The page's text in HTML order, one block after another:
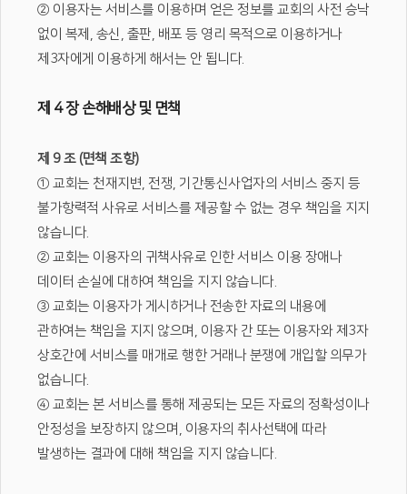
② 이용자는 서비스를 이용하며 얻은 정보를 교회의 사전 승낙
없이 복제, 송신, 출판, 배포 등 영리 목적으로 이용하거나
제3자에게 이용하게 해서는 안 됩니다.
제 4 장 손해배상 및 면책
제 9 조 (면책 조항)
① 교회는 천재지변, 전쟁, 기간통신사업자의 서비스 중지 등
불가항력적 사유로 서비스를 제공할 수 없는 경우 책임을 지지
않습니다.
② 교회는 이용자의 귀책사유로 인한 서비스 이용 장애나
데이터 손실에 대하여 책임을 지지 않습니다.
③ 교회는 이용자가 게시하거나 전송한 자료의 내용에
관하여는 책임을 지지 않으며, 이용자 간 또는 이용자와 제3자
상호간에 서비스를 매개로 행한 거래나 분쟁에 개입할 의무가
없습니다.
④ 교회는 본 서비스를 통해 제공되는 모든 자료의 정확성이나
안정성을 보장하지 않으며, 이용자의 취사선택에 따라
발생하는 결과에 대해 책임을 지지 않습니다.